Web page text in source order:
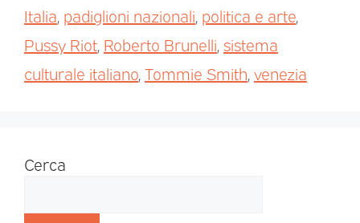
Italia padiglioni nazionali politica e arte
Pussy Riot Roberto Brunelli sistema
culturale italiano Tommie Smith venezia
Cerca